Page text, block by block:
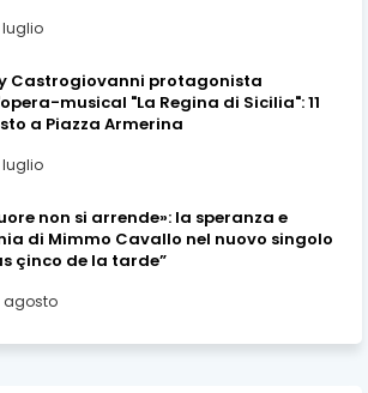
luglio
Castrogiovanni protagonista
musical "La Regina di Sicilia": 11
a Piazza Armerina
luglio
non si arrende»: la speranza e
di Mimmo Cavallo nel nuovo singolo
çinco de la tarde”
agosto